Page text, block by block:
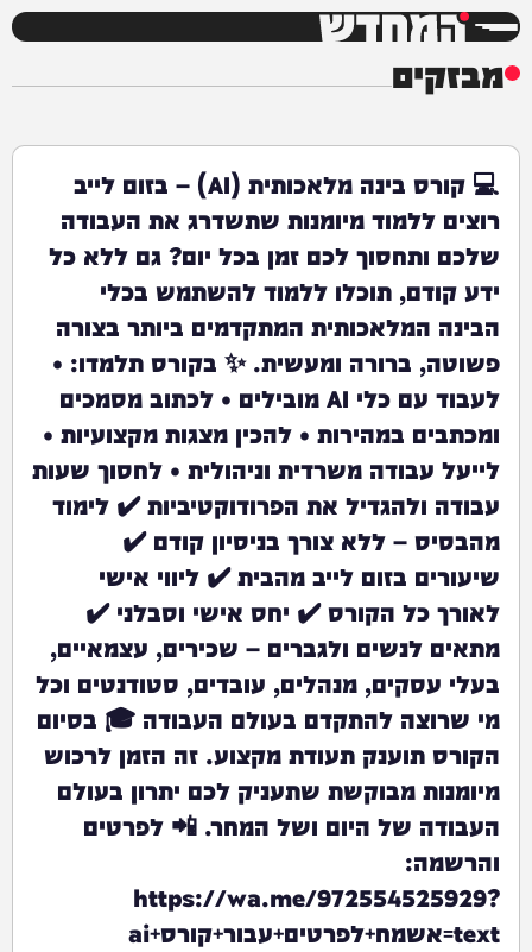
המחדש
מבזקים
💻 קורס בינה מלאכותית (AI) – בזום לייב
רוצים ללמוד מיומנות שתשדרג את העבודה
שלכם ותחסוך לכם זמן בכל יום? גם ללא כל
ידע קודם, תוכלו ללמוד להשתמש בכלי
הבינה המלאכותית המתקדמים ביותר בצורה
פשוטה, ברורה ומעשית. ✨ בקורס תלמדו: •
לעבוד עם כלי AI מובילים • לכתוב מסמכים
ומכתבים במהירות • להכין מצגות מקצועיות •
לייעל עבודה משרדית וניהולית • לחסוך שעות
עבודה ולהגדיל את הפרודוקטיביות ✔️ לימוד
מהבסיס – ללא צורך בניסיון קודם ✔️
שיעורים בזום לייב מהבית ✔️ ליווי אישי
לאורך כל הקורס ✔️ יחס אישי וסבלני ✔️
מתאים לנשים ולגברים – שכירים, עצמאיים,
בעלי עסקים, מנהלים, עובדים, סטודנטים וכל
מי שרוצה להתקדם בעולם העבודה 🎓 בסיום
הקורס תוענק תעודת מקצוע. זה הזמן לרכוש
מיומנות מבוקשת שתעניק לכם יתרון בעולם
העבודה של היום ושל המחר. 📲 לפרטים
והרשמה:
https://wa.me/972554525929?
text=אשמח+לפרטים+עבור+קורס+ai